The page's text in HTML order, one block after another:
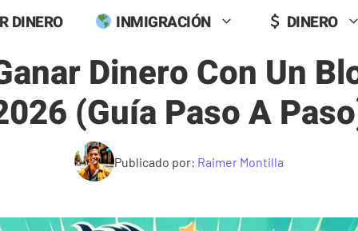
DINERO INMIGRACIÓN DINERO
Dinero Con Un
(guía Paso A
Publicado por: Raimer Montilla